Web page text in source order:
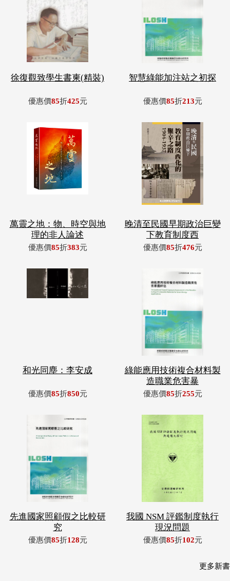
徐復觀致學生書柬(精裝)
優惠價85折425元
智慧綠能加注站之初探
優惠價85折213元
萬靈之地：物、時空與地
理的非人論述
優惠價85折383元
晚清至民國早期政治巨變
下教育制度西
優惠價85折476元
和光同塵：李安成
優惠價85折850元
綠能應用技術複合材料製
造職業危害暴
優惠價85折255元
先進國家照顧假之比較研
究
優惠價85折128元
我國 NSM 評鑑制度執行
現況問題
優惠價85折102元
更多新書